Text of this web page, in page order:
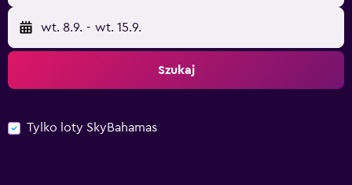
wt. 8.9. - wt. 15.9.
Szukaj
Tylko loty SkyBahamas